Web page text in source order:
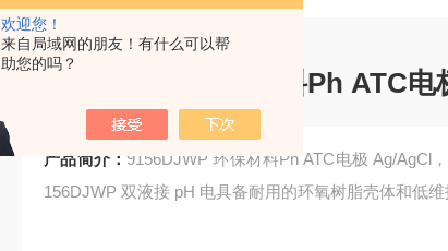
欢迎您！
来自局域网的朋友！有什么可以帮
助您的吗？
9156DJWP 环保材料Ph ATC
产品简介： 9156DJWP 环保材料Ph ATC电极 Ag/
156DJWP 双液接 pH 电具备耐用的环氧树脂壳体和低维